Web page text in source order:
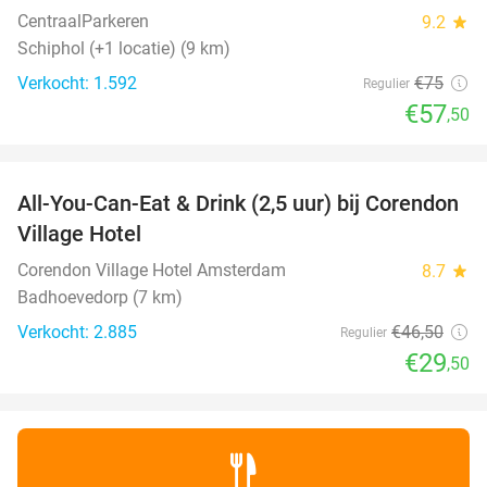
CentraalParkeren 9.2 star
Schiphol (+1 locatie) (9 km)
Verkocht: 1.592
Regulier €75
€57,50
37%
All-You-Can-Eat & Drink (2,5 uur) bij Corendon
Village Hotel
Corendon Village Hotel Amsterdam 8.7 star
Badhoevedorp (7 km)
Verkocht: 2.885
Regulier €46,50
€29,50